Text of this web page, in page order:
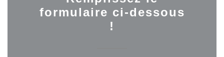
formulaire ci-dessous
!